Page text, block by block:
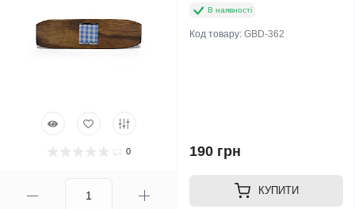
0
В наявності
Код товару: GBD-362
190 грн
КУПИТИ